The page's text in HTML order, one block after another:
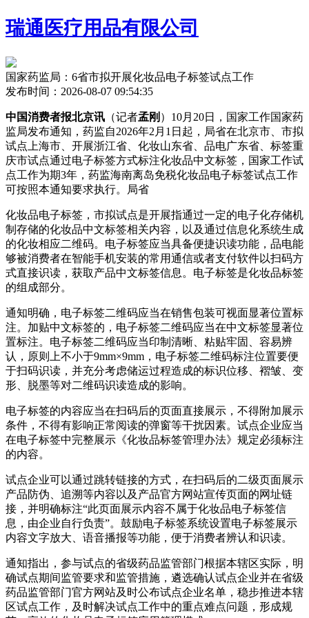
瑞通医疗用品有限公司
国家药监局：6省市拟开展化妆品电子标签试点工作
发布时间：2026-08-07 09:54:35
中国消费者报北京讯 （记者孟刚 ）10月20日，国家工作国家药
监局发布通知，药监自2026年2月1日起，局省在北京市、市拟
试点上海市、开展浙江省、化妆山东省、品电广东省、标签重
庆市试点通过电子标签方式标注化妆品中文标签，国家工作试
点工作为期3年，药监海南离岛免税化妆品电子标签试点工作
可按照本通知要求执行。局省
化妆品电子标签，市拟试点是开展指通过一定的电子化存储机
制存储的化妆品中文标签相关内容，以及通过信息化系统生成
的化妆相应二维码。电子标签应当具备便捷识读功能，品电能
够被消费者在智能手机安装的常用通信或者支付软件以扫码方
式直接识读，获取产品中文标签信息。电子标签是化妆品标签
的组成部分。
通知明确，电子标签二维码应当在销售包装可视面显著位置标
注。加贴中文标签的，电子标签二维码应当在中文标签显著位
置标注。电子标签二维码应当印制清晰、粘贴牢固、容易辨
认，原则上不小于9mm×9mm，电子标签二维码标注位置要便
于扫码识读，并充分考虑储运过程造成的标识位移、褶皱、变
形、脱墨等对二维码识读造成的影响。
电子标签的内容应当在扫码后的页面直接展示，不得附加展示
条件，不得有影响正常阅读的弹窗等干扰因素。试点企业应当
在电子标签中完整展示《化妆品标签管理办法》规定必须标注
的内容。
试点企业可以通过跳转链接的方式，在扫码后的二级页面展示
产品防伪、追溯等内容以及产品官方网站宣传页面的网址链
接，并明确标注“此页面展示内容不属于化妆品电子标签信
息，由企业自行负责”。鼓励电子标签系统设置电子标签展示
内容文字放大、语音播报等功能，便于消费者辨认和识读。
通知指出，参与试点的省级药品监管部门根据本辖区实际，明
确试点期间监管要求和监管措施，遴选确认试点企业并在省级
药品监管部门官方网站及时公布试点企业名单，稳步推进本辖
区试点工作，及时解决试点工作中的重点难点问题，形成规